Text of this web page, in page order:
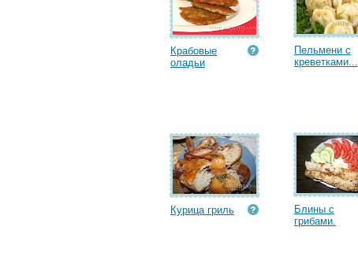
Крабовые
оладьи
Пельмени с
креветками...
Курица гриль
Блины с
грибами.